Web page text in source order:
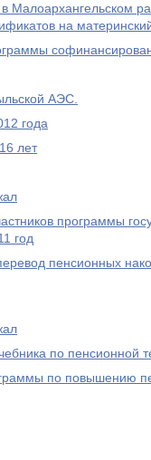
на
АЭС.
года
лет
программы
год
пенсионных
по пенсионной
по повышению